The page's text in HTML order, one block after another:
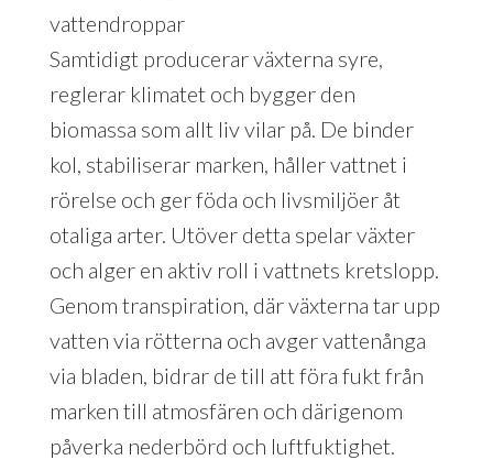
Samtidigt producerar växterna syre,
reglerar klimatet och bygger den
biomassa som allt liv vilar på. De binder
kol, stabiliserar marken, håller vattnet i
rörelse och ger föda och livsmiljöer åt
otaliga arter. Utöver detta spelar växter
och alger en aktiv roll i vattnets kretslopp.
Genom transpiration, där växterna tar upp
vatten via rötterna och avger vattenånga
via bladen, bidrar de till att föra fukt från
marken till atmosfären och därigenom
påverka nederbörd och luftfuktighet.